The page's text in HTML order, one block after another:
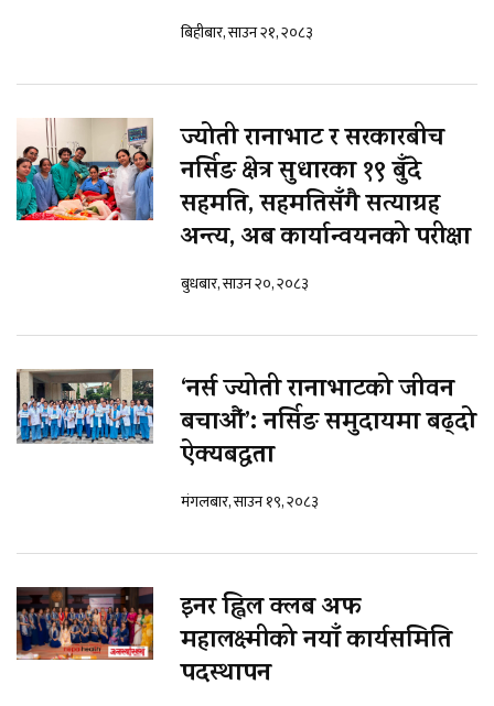
बिहीबार, साउन २१, २०८३
ज्योती रानाभाट र सरकारबीच
नर्सिङ क्षेत्र सुधारका १९ बुँदे
सहमति, सहमतिसँगै सत्याग्रह
अन्त्य, अब कार्यान्वयनको परीक्षा
बुधबार, साउन २०, २०८३
‘नर्स ज्योती रानाभाटको जीवन
बचाऔं’: नर्सिङ समुदायमा बढ्दो
ऐक्यबद्धता
मंगलबार, साउन १९, २०८३
इनर ह्विल क्लब अफ
महालक्ष्मीको नयाँ कार्यसमिति
पदस्थापन